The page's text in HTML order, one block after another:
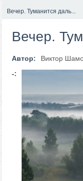
Вечер. Туманится даль...
Вечер.
Автор:
Виктор
-: